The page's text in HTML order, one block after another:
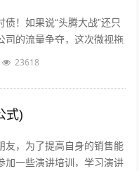
债！如果说“头腾大战”还只
司的流量争夺，这次微视拖
行为，无疑是雪上加霜，让
23618
式)
友，为了提高自身的销售能
加一些演讲培训，学习演讲